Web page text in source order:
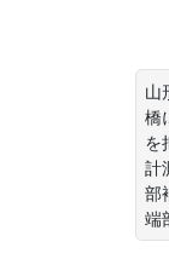
山
橋
を
計
部
端